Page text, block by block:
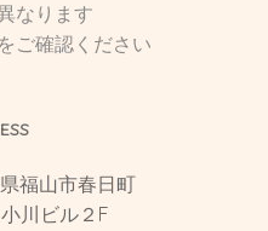
なります
をご確認ください
福山市春日町
川ビル２F